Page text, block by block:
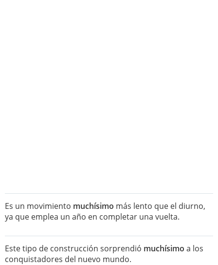
Es un movimiento muchísimo más lento que el diurno,
ya que emplea un año en completar una vuelta.
Este tipo de construcción sorprendió muchísimo a los
conquistadores del nuevo mundo.